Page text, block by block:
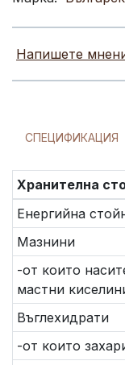
Напишете
СПЕЦИФИКАЦИЯ
Хранителна
Енергийна
Мазнини
-от които
мастни
Въглехидрати
-от които